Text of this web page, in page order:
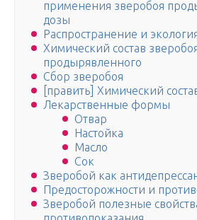
применения зверобоя
дозы
Распространение и
Химический состав
продырявленного
Сбор зверобоя
[править] Химический
Лекарственные формы
Отвар
Настойка
Масло
Сок
Зверобой как
Предосторожности и
Зверобой полезные